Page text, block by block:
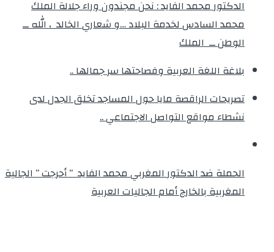
الدكتور محمد الفايد : نحن مجندون وراء جلالة الملك
محمد السادس لخدمة البلاد …و شعاري الخالد ، الله ــ
الوطن ــ الملك
بلاغة اللغة العربية وفصاحتها سر جمالها ..
تصريحات الراقصة مايا حول المساجد تخلق الجدل لدى
نشطاء مواقع التواصل الاجتماعي ..
الحملة ضد الدكتور المغربي محمد الفايد ” أحرجت ” الجالية
المغربية بالخارج أمام الجاليات العربية